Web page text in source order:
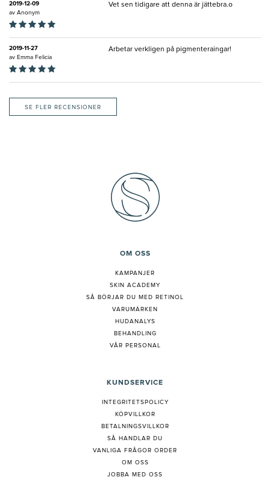
2019-12-09
av Anonym
Vet sen tidigare att denna är jättebra.o
2019-11-27
av Emma Felicia
Arbetar verkligen på pigmenteraingar!
SE FLER RECENSIONER
OM OSS
KAMPANJER
SKIN ACADEMY
SÅ BÖRJAR DU MED RETINOL
VARUMÄRKEN
HUDANALYS
BEHANDLING
VÅR PERSONAL
KUNDSERVICE
INTEGRITETSPOLICY
KÖPVILLKOR
BETALNINGSVILLKOR
SÅ HANDLAR DU
VANLIGA FRÅGOR ORDER
OM OSS
JOBBA MED OSS